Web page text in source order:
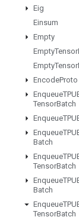
Eig
Einsum
Empty
EmptyTensor
EmptyTensor
EncodeProto
Enqueue
TensorBatch
Enqueue
Enqueue
Batch
Enqueue
TensorBatch
Enqueue
Batch
Enqueue
TensorBatch